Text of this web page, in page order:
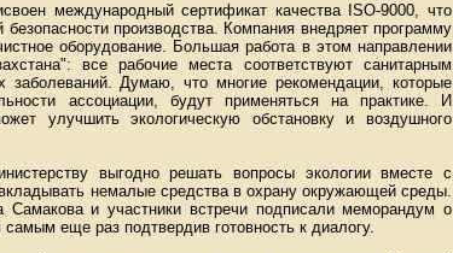
международный сертификат качества ISO-9000, что
безопасности производства. Компания внедряет программу
оборудование. Большая работа в этом направлении
все рабочие места соответствуют санитарным
заболеваний. Думаю, что многие рекомендации, которые
ассоциации, будут применяться на практике. И
улучшить экологическую обстановку и воздушного
выгодно решать вопросы экологии вместе с
немалые средства в охрану окружающей среды.
Самакова и участники встречи подписали меморандум о
еще раз подтвердив готовность к диалогу.